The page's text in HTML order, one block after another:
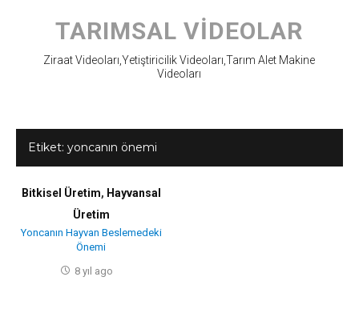
content
TARIMSAL VIDEOLAR
Ziraat Videoları,Yetiştiricilik Videoları,Tarım Alet Makine
Videoları
Etiket: yoncanın önemi
Bitkisel Üretim, Hayvansal
Üretim
Yoncanın Hayvan Beslemedeki
Önemi
8 yıl ago